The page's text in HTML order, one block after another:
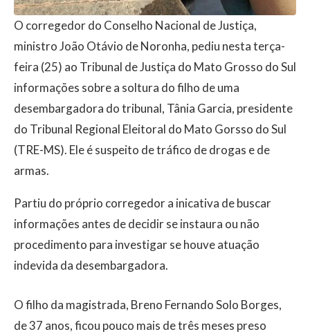
O corregedor do Conselho Nacional de Justiça,
ministro João Otávio de Noronha, pediu nesta terça-
feira (25) ao Tribunal de Justiça do Mato Grosso do Sul
informações sobre a soltura do filho de uma
desembargadora do tribunal, Tânia Garcia, presidente
do Tribunal Regional Eleitoral do Mato Gorsso do Sul
(TRE-MS). Ele é suspeito de tráfico de drogas e de
armas.
Partiu do próprio corregedor a inicativa de buscar
informações antes de decidir se instaura ou não
procedimento para investigar se houve atuação
indevida da desembargadora.
O filho da magistrada, Breno Fernando Solo Borges,
de 37 anos, ficou pouco mais de três meses preso